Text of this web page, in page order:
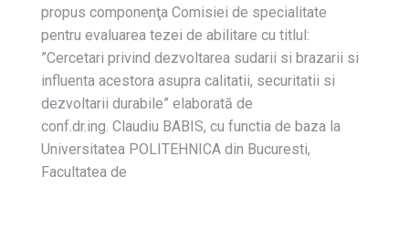
propus componenţa Comisiei de specialitate
pentru evaluarea tezei de abilitare cu titlul:
”Cercetari privind dezvoltarea sudarii si brazarii si
influenta acestora asupra calitatii, securitatii si
dezvoltarii durabile” elaborată de
conf.dr.ing. Claudiu BABIS, cu functia de baza la
Universitatea POLITEHNICA din Bucuresti,
Facultatea de